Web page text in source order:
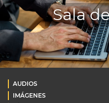
Sala
AUDIOS
IMÁGENES